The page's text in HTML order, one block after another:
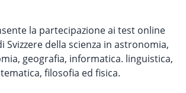
la partecipazione ai test online
Svizzere della scienza in astronomia,
geografia, informatica. linguistica,
filosofia ed fisica.